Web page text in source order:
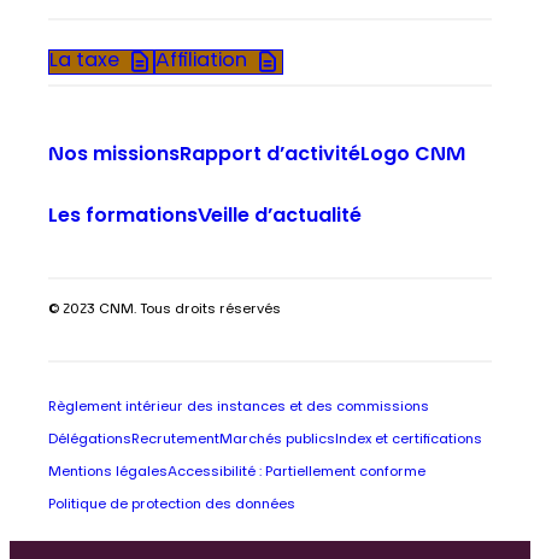
La taxe Affiliation
Nos missionsRapport d’activitéLogo CNM
Les formationsVeille d’actualité
© 2023 CNM. Tous droits réservés
Règlement intérieur des instances et des commissions
Délégations RecrutementMarchés publics Index et certifications
Mentions légalesAccessibilité : Partiellement conforme
Politique de protection des données